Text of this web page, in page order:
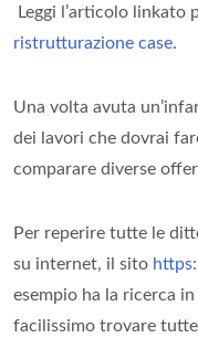
Leggi l’articolo linkato
ristrutturazione case.
Una volta avuta
dei lavori che dovrai
comparare diverse
Per reperire tutte le
su internet, il sito
esempio ha la ricerca
facilissimo trovare